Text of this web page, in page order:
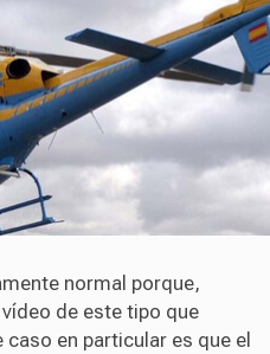
normal porque,
de este tipo que
en particular es que el